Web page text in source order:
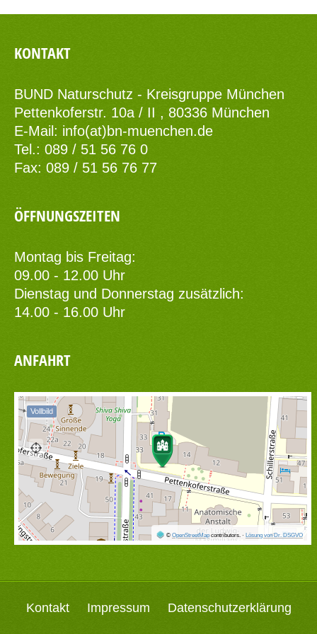
KONTAKT
BUND Naturschutz - Kreisgruppe München
Pettenkoferstr. 10a / II , 80336 München
E-Mail: info(at)bn-muenchen.de
Tel.: 089 / 51 56 76 0
Fax: 089 / 51 56 76 77
ÖFFNUNGSZEITEN
Montag bis Freitag:
09.00 - 12.00 Uhr
Dienstag und Donnerstag zusätzlich:
14.00 - 16.00 Uhr
ANFAHRT
© OpenStreetMapcontributors. · Lösung von Dr. DSGVO
Vollbild
Kontakt Impressum Datenschutzerklärung